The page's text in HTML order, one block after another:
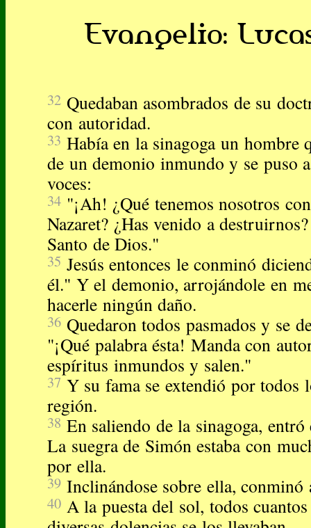
Evangelio:
32 Quedaban asombrados de su
con autoridad.
33 Había en la sinagoga un hombre
de un demonio inmundo y se puso
voces:
34 "¡Ah! ¿Qué tenemos nosotros
Nazaret? ¿Has venido a
Santo de Dios."
35 Jesús entonces le conminó
él." Y el demonio, arrojándole en
hacerle ningún daño.
36 Quedaron todos pasmados y se
"¡Qué palabra ésta! Manda con
espíritus inmundos y salen."
37 Y su fama se extendió por todos
región.
38 En saliendo de la sinagoga,
La suegra de Simón estaba con
por ella.
39 Inclinándose sobre ella, conminó
40 A la puesta del sol, todos